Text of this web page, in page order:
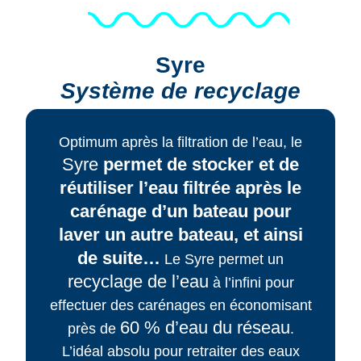
Optimum après la filtration de l’eau, le
Syre permet de stocker et de
réutiliser l’eau filtrée après le
carénage d’un bateau pour
laver un autre bateau, et ainsi
de suite… Le Syre permet un
recyclage de l’eau à l’infini pour
effectuer des carénages en économisant
près de 60 % d’eau du réseau.
L’idéal absolu pour retraiter des eaux
Syre
Système de recyclage